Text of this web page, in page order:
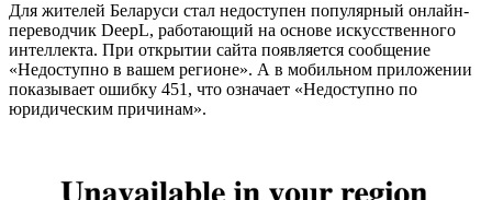
Для жителей Беларуси стал недоступен популярный онлайн-
переводчик DeepL, работающий на основе искусственного
интеллекта. При открытии сайта появляется сообщение
«Недоступно в вашем регионе». А в мобильном приложении
показывает ошибку 451, что означает «Недоступно по
юридическим причинам».